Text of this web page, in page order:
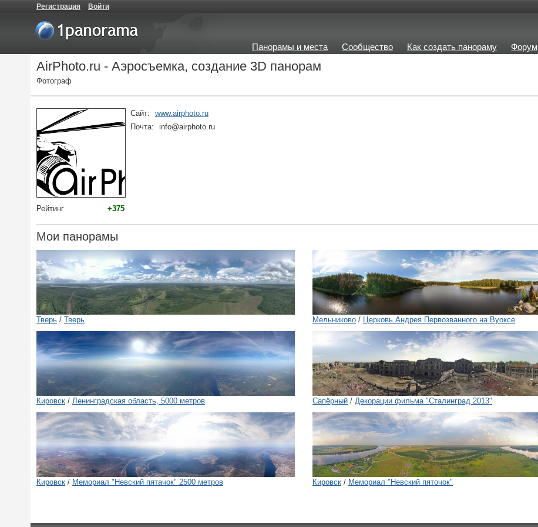
Регистрация Войти
Панорамы и места Сообщество Как создать панораму Форум
AirPhoto.ru - Аэросъемка, создание 3D панорам
Фотограф
Рейтинг +375
Сайт:
www.airphoto.ru
Почта:
info@airphoto.ru
Мои панорамы
Тверь / Тверь Мельниково / Церковь Андрея Первозванного на Вуоксе
Кировск / Ленинградская область, 5000 метров Сапёрный / Декорации фильма "Сталинград 2013"
Кировск / Мемориал "Невский пятачок" 2500 метров Кировск / Мемориал "Невский пяточок"